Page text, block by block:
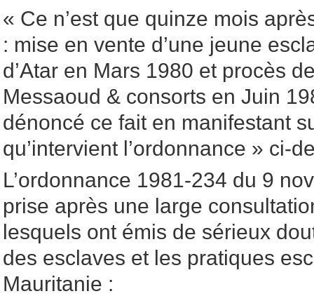
« Ce n’est que quinze mois
: mise en vente d’une jeune
d’Atar en Mars 1980 et procès
Messaoud & consorts en Juin
dénoncé ce fait en manifestant
qu’intervient l’ordonnance » ci-
L’ordonnance 1981-234 du 9
prise après une large
lesquels ont émis de sérieux
des esclaves et les pratiques
Mauritanie :